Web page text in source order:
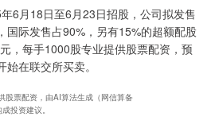
6月18日至6月23日招股，公司拟发售
国际发售占90%，另有15%的超额配股
，每手1000股专业提供股票配资，预
在联交所买卖。
股票配资，由AI算法生成（网信算备
投资建议。